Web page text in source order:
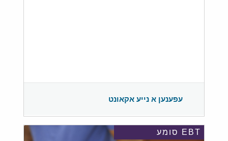
עפענען א נייע אקאונט
EBT סומע